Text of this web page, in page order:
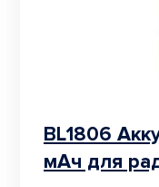
BL1806
мАч для